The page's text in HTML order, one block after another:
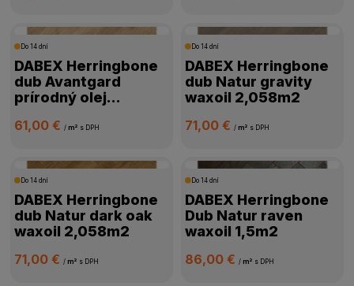
HRÚBKA NÁŠĽAPNEJ VRSTVY
POVRCHOVÁ ÚPRAVA
Do 14 dní
DABEX Herringbone
dub Avantgard
prírodný olej
61,00 €/ m² s DPH
Do 14 dní
DABEX Herringbone
dub Natur gravity
waxoil 2,058m2
71,00 € / m² s DPH
Do 14 dní
DABEX Herringbone
dub Natur dark oak
waxoil 2,058m2
71,00 €/ m² s DPH
Do 14 dní
DABEX Herringbone
Dub Natur raven
waxoil 1,5m2
86,00 € / m² s DPH